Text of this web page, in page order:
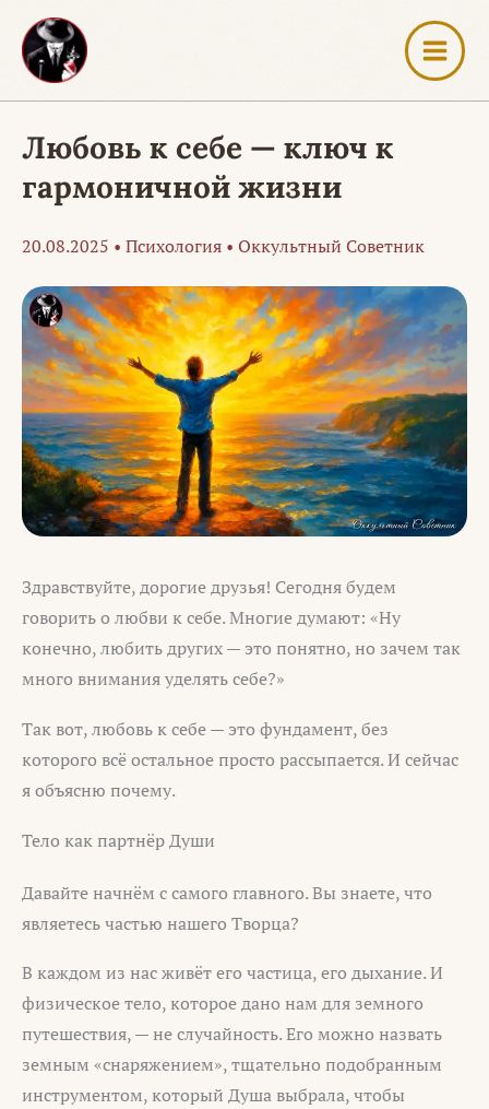
Перейти
содержимому
Любовь к себе — ключ к
гармоничной жизни
20.08.2025 • Психология • Оккультный Советник
Здравствуйте, дорогие друзья! Сегодня будем
говорить о любви к себе. Многие думают: «Ну
конечно, любить других — это понятно, но зачем так
много внимания уделять себе?»
Так вот, любовь к себе — это фундамент, без
которого всё остальное просто рассыпается. И сейчас
я объясню почему.
Тело как партнёр Души
Давайте начнём с самого главного. Вы знаете, что
являетесь частью нашего Творца?
В каждом из нас живёт его частица, его дыхание. И
физическое тело, которое дано нам для земного
путешествия, — не случайность. Его можно назвать
земным «снаряжением», тщательно подобранным
инструментом, который Душа выбрала, чтобы